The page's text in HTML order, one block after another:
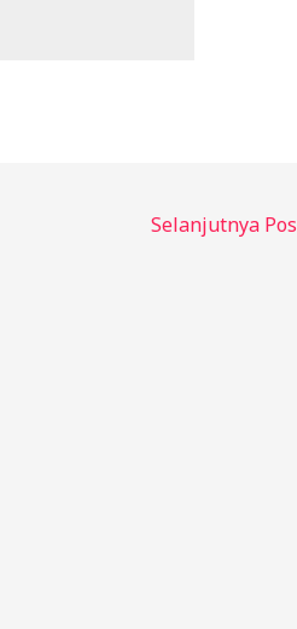
Selanjutnya Pos